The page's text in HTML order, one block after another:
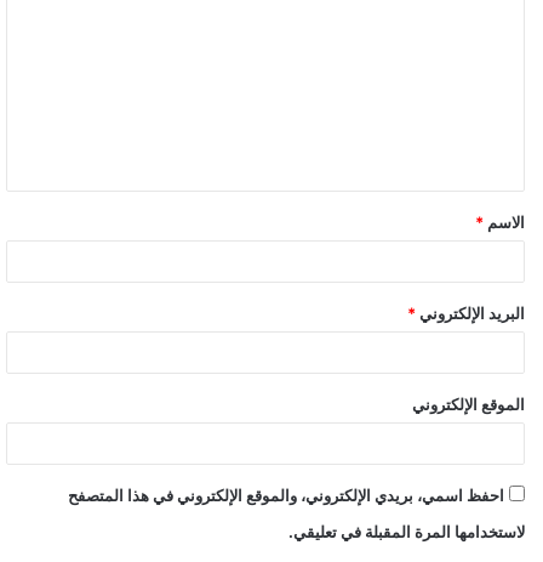
ق
*
الاسم *
البريد الإلكتروني *
الموقع الإلكتروني
احفظ اسمي، بريدي الإلكتروني، والموقع الإلكتروني في هذا المتصفح
لاستخدامها المرة المقبلة في تعليقي.